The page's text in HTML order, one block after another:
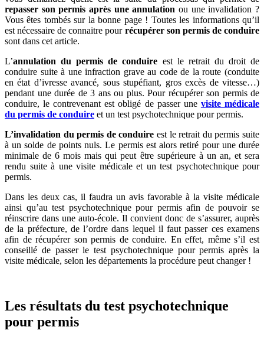
repasser son permis après une annulation ou une invalidation ?
Vous êtes tombés sur la bonne page ! Toutes les informations qu’il
est nécessaire de connaitre pour récupérer son permis de conduire
sont dans cet article.
L’annulation du permis de conduire est le retrait du droit de
conduire suite à une infraction grave au code de la route (conduite
en état d’ivresse avancé, sous stupéfiant, gros excès de vitesse…)
pendant une durée de 3 ans ou plus. Pour récupérer son permis de
conduire, le contrevenant est obligé de passer une visite médicale
du permis de conduire et un test psychotechnique pour permis.
L’invalidation du permis de conduire est le retrait du permis suite
à un solde de points nuls. Le permis est alors retiré pour une durée
minimale de 6 mois mais qui peut être supérieure à un an, et sera
rendu suite à une visite médicale et un test psychotechnique pour
permis.
Dans les deux cas, il faudra un avis favorable à la visite médicale
ainsi qu’au test psychotechnique pour permis afin de pouvoir se
réinscrire dans une auto-école. Il convient donc de s’assurer, auprès
de la préfecture, de l’ordre dans lequel il faut passer ces examens
afin de récupérer son permis de conduire. En effet, même s’il est
conseillé de passer le test psychotechnique pour permis après la
visite médicale, selon les départements la procédure peut changer !
Les résultats du test psychotechnique
pour permis